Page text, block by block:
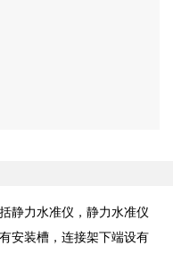
静力水准仪，静力水准仪
安装槽，连接架下端设有